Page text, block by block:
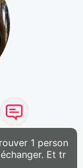
1 person
Et tr